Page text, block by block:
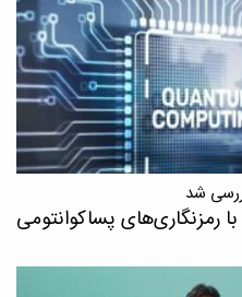
شد
رمزنگاری‌های پسا‌کوانتومی